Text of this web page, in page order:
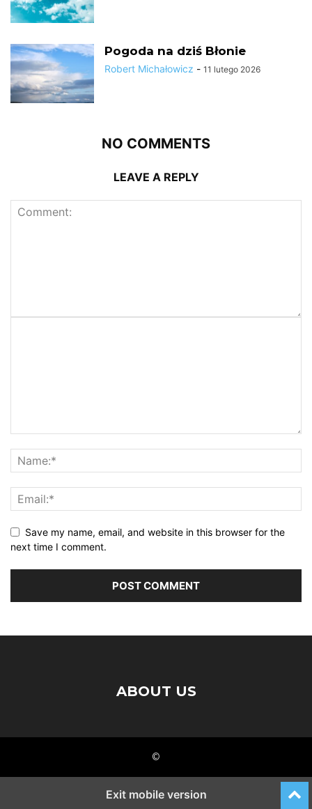
Pogoda na dziś Błonie
Robert Michałowicz - 11 lutego 2026
NO COMMENTS
LEAVE A REPLY
Save my name, email, and website in this browser for the
next time I comment.
ABOUT US
©
Exit mobile version